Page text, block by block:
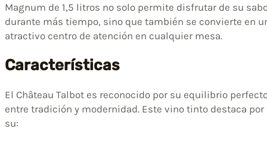
Magnum de 1,5 litros no solo permite disfrutar de su
durante más tiempo, sino que también se convierte en
atractivo centro de atención en cualquier mesa.
Características
El Château Talbot es reconocido por su equilibrio
entre tradición y modernidad. Este vino tinto destaca por
su: